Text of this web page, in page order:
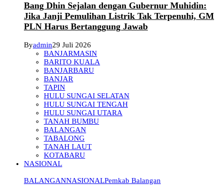
Bang Dhin Sejalan dengan Gubernur Muhidin:
Jika Janji Pemulihan Listrik Tak Terpenuhi, GM
PLN Harus Bertanggung Jawab
Byadmin29 Juli 2026
BANJARMASIN
BARITO KUALA
BANJARBARU
BANJAR
TAPIN
HULU SUNGAI SELATAN
HULU SUNGAI TENGAH
HULU SUNGAI UTARA
TANAH BUMBU
BALANGAN
TABALONG
TANAH LAUT
KOTABARU
NASIONAL
BALANGANNASIONALPemkab Balangan